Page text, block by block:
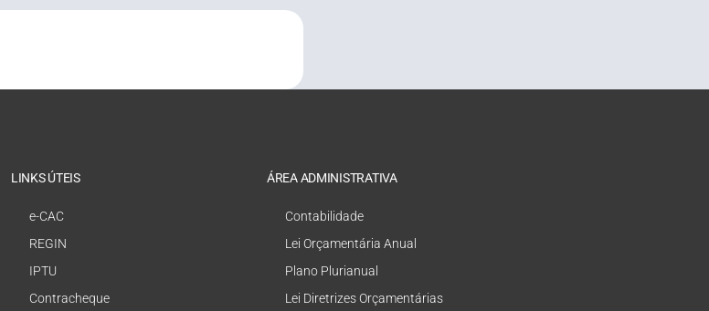
LINKS ÚTEIS
e-CAC
REGIN
IPTU
Contracheque
ÁREA ADMINISTRATIVA
Contabilidade
Lei Orçamentária Anual
Plano Plurianual
Lei Diretrizes Orçamentárias